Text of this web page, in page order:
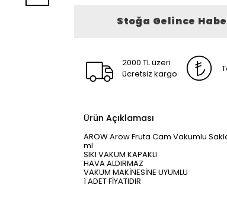
Stoğa Gelince
2000 TL üzeri
ücretsiz kargo
Ürün Açıklaması
AROW Arow Fruta Cam Vakumlu
ml
SIKI VAKUM KAPAKLI
HAVA ALDIRMAZ
VAKUM MAKİNESİNE UYUMLU
1 ADET FİYATIDIR